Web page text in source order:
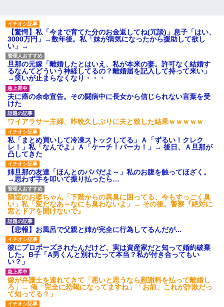
【驚愕】私「今まで育てた分のお金返してね(冗談)」息子「はい、
3000万円」→数年後。私「妹が病気になったから援助して欲し
い」→
旦那の元嫁「離婚したとはいえ、私が本来の妻。許可なく結婚す
るなんてどういう神経してるの？離婚届を記入して持って来い」
→笑いが止まらなくなり・・・
夫に癌の余命宣告。その闘病中に長女から信じられない言葉を受
けた
ワイアラサー主婦、昨晩久しぶりに夫と致した結果ｗｗｗｗｗ
私「まとめ買いして冷凍ストックしてる」Ａ「ずるい！クレク
レ！」私「なんでよ」Ａ「ケーチ！バーカ！」→ 後日、Ａ旦那が
凸してきた
姉旦那の友達「ほんとのパパだよ～」私のお腹を触ってほざく。
→思わず手を叩いて振り払ったら…
隣室のお婆ちゃん「下階からの異臭に困ってる、今もすっごく臭
い」私「変だなあ～なにも臭わないよ」→ その後。警察『絶対に
窓とドアを開けないで』
【悲報】お風呂で父親と姉が完全に行為してるんだが...
彼にプロポーズされたんだけど、実は資産家だと知って婚約破棄
した。B子「A男くんと別れたって本当？私が付き合ってもい
い？」
嫁が弁護士を連れてきて「悪いと思うなら慰謝料を払って離婚し
ろ」→ 俺「完全に恐喝になってますね」「お前、これが詐欺だっ
て知ってる？」